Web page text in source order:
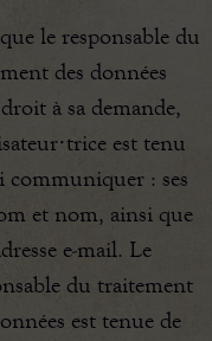
le responsable du
des données
droit à sa demande,
est tenu
communiquer : ses
et nom, ainsi que
e-mail. Le
du traitement
est tenue de